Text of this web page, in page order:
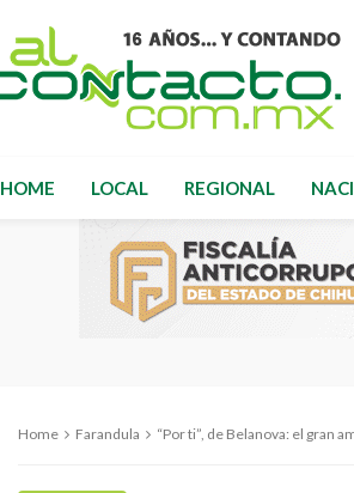
HOME LOCAL REGIONAL
Home Farandula “Por ti”, de Belanova: el gran